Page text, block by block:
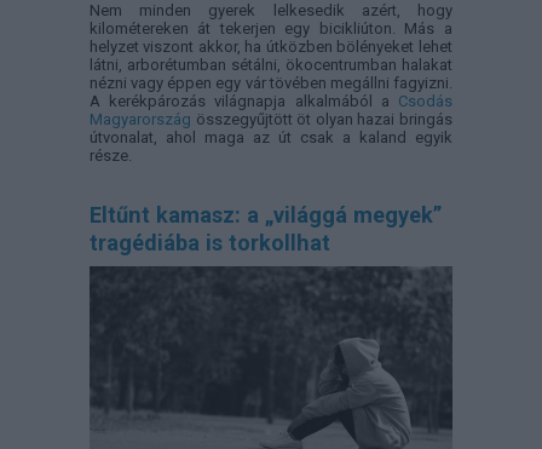
Nem minden gyerek lelkesedik azért, hogy
kilométereken át tekerjen egy bicikliúton. Más a
helyzet viszont akkor, ha útközben bölényeket lehet
látni, arborétumban sétálni, ökocentrumban halakat
nézni vagy éppen egy vár tövében megállni fagyizni.
A kerékpározás világnapja alkalmából a Csodás
Magyarország összegyűjtött öt olyan hazai bringás
útvonalat, ahol maga az út csak a kaland egyik
része.
Eltűnt kamasz: a „világgá megyek”
tragédiába is torkollhat